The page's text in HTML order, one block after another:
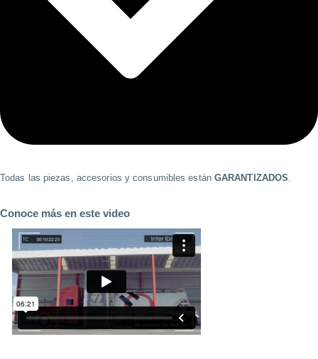
Todas las piezas, accesorios y consumibles están GARANTIZADOS
Conoce más en este video